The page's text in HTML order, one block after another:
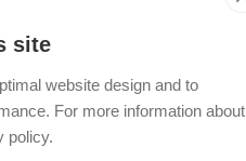
site
website design and to
For more information about
policy.